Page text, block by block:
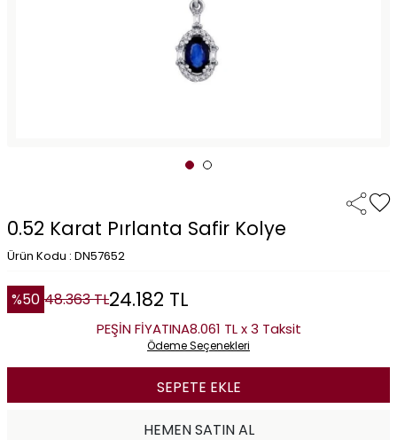
0.52 Karat Pırlanta Safir Kolye
Ürün Kodu : DN57652
%50 48.363TL24.182 TL
PEŞİN FİYATINA8.061 TL x 3 Taksit
Ödeme Seçenekleri
SEPETE EKLE
HEMEN SATIN AL